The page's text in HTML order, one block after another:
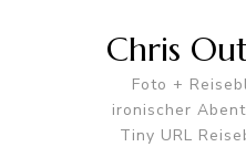
Chris
Foto +
ironischer
Tiny URL